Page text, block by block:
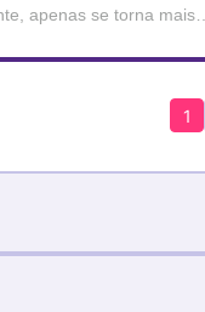
apenas se torna mais
1